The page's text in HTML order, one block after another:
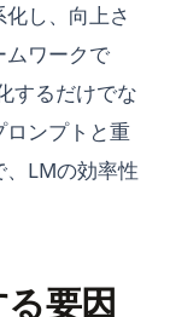
し、向上さ
ムワークで
するだけでな
ロンプトと重
LMの効率性
要因